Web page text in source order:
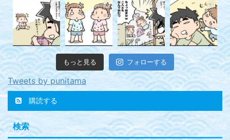
もっと見る フォローする
Tweets by punitama
購読する
検索